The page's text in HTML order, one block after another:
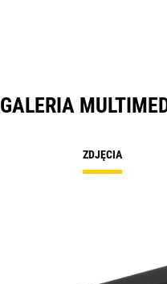
GALERIA
ZDJĘCIA